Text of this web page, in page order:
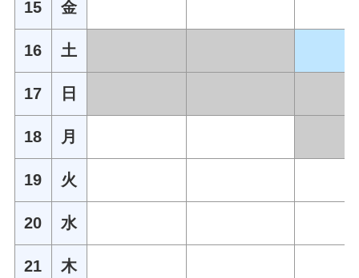
15 金
16 土
17 日
18 月
19 火
20 水
21 木